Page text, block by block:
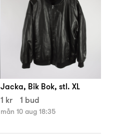
Jacka, Bik Bok, stl. XL
1 kr
1 bud
mån 10 aug 18:35